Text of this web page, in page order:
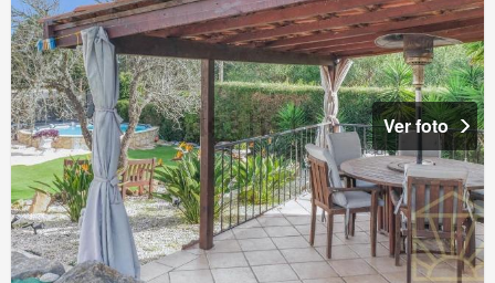
Ver foto